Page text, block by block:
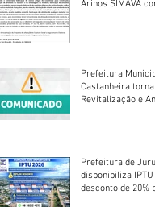
Arinos SIMAVA convoca à
Prefeitura
Castanheira
Revitalização e
Prefeitura de
disponibiliza
desconto de 20%